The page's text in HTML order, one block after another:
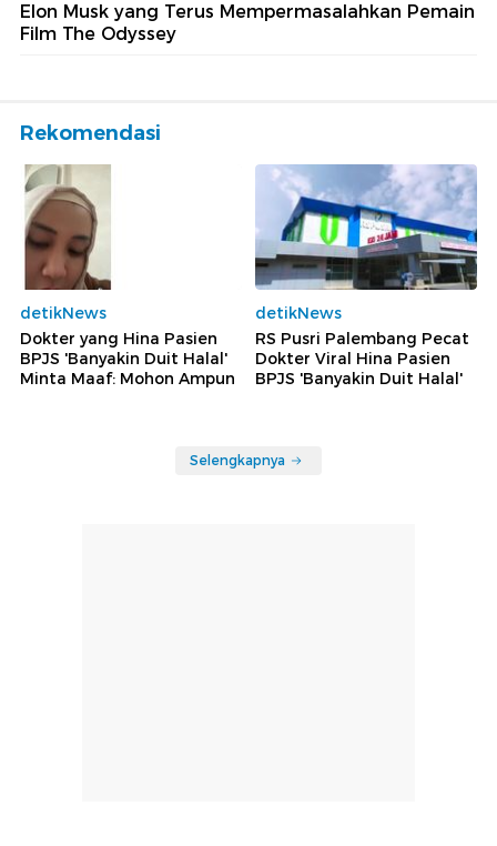
Elon Musk yang Terus Mempermasalahkan Pemain
Film The Odyssey
Rekomendasi
detikNews
Dokter yang Hina Pasien
BPJS 'Banyakin Duit Halal'
Minta Maaf: Mohon Ampun
detikNews
RS Pusri Palembang Pecat
Dokter Viral Hina Pasien
BPJS 'Banyakin Duit Halal'
Selengkapnya